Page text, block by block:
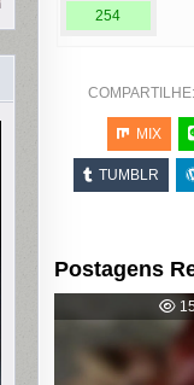
254
COMPARTILHE:
MIX
TUMBLR
Postagens